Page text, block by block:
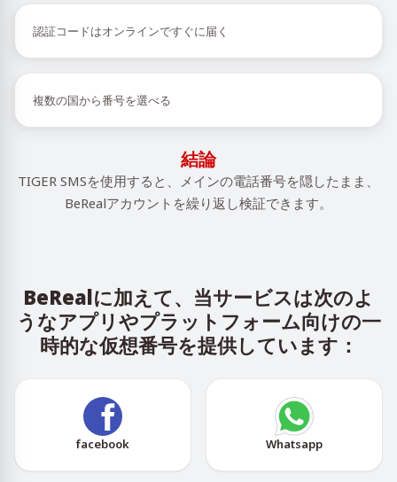
認証コードはオンラインですぐに届く
複数の国から番号を選べる
結論
TIGER SMSを使用すると、メインの電話番号を隠したまま、
BeRealアカウントを繰り返し検証できます。
BeRealに加えて、当サービスは次のよ
うなアプリやプラットフォーム向けの一
時的な仮想番号を提供しています：
facebook Whatsapp